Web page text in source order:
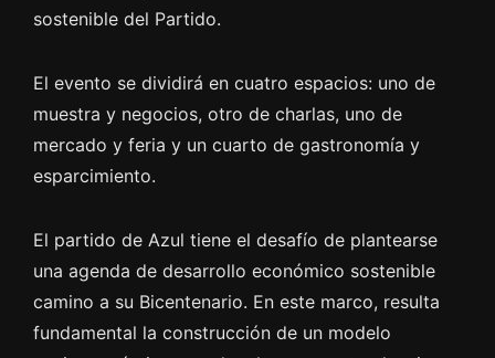
sostenible del Partido.
El evento se dividirá en cuatro espacios: uno de
muestra y negocios, otro de charlas, uno de
mercado y feria y un cuarto de gastronomía y
esparcimiento.
El partido de Azul tiene el desafío de plantearse
una agenda de desarrollo económico sostenible
camino a su Bicentenario. En este marco, resulta
fundamental la construcción de un modelo